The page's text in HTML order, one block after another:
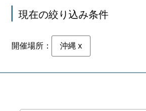
現在の絞り込み条件
開催場所： 沖縄 x